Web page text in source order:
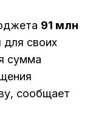
91 млн
для своих
сумма
сообщает